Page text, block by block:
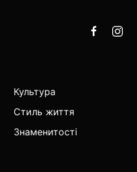
Культура
Стиль життя
Знаменитості